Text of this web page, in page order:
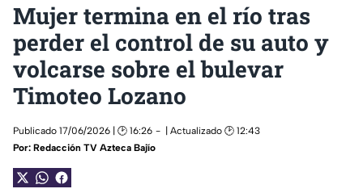
Mujer termina en el río tras
perder el control de su auto y
volcarse sobre el bulevar
Timoteo Lozano
Publicado 17/06/2026 | 🕑 16:26
| Actualizado 🕑 12:43
Por: Redacción TV Azteca Bajío